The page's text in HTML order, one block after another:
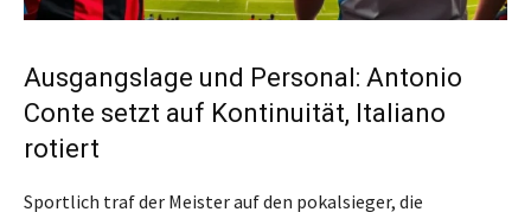
Ausgangslage und Personal: Antonio
Conte setzt auf Kontinuität, Italiano
rotiert
Sportlich traf der Meister auf den pokalsieger, die